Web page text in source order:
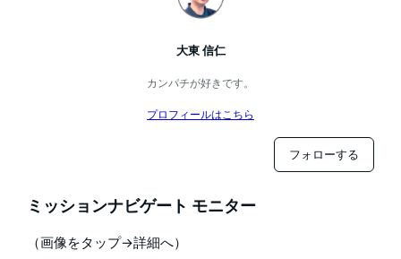
大東 信仁
カンパチが好きです。
プロフィールはこちら
フォローする
ミッションナビゲート モニター
（画像をタップ→詳細へ）